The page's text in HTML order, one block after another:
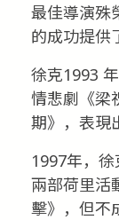
最佳導演殊
的成功提供
徐克1993
情悲劇《梁
期》，表現
1997年，
兩部荷里活
擊》，但不